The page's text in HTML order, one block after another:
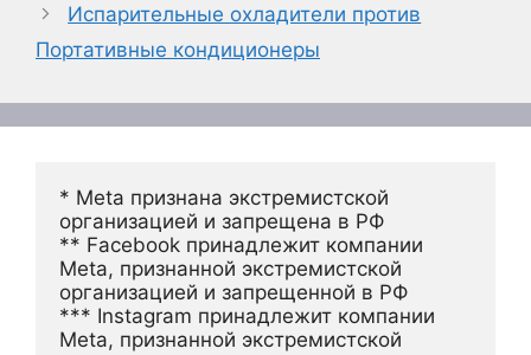
Испарительные охладители против
Портативные кондиционеры
* Meta признана экстремистской
организацией и запрещена в РФ
** Facebook принадлежит компании
Meta, признанной экстремистской
организацией и запрещенной в РФ
*** Instagram принадлежит компании
Meta, признанной экстремистской